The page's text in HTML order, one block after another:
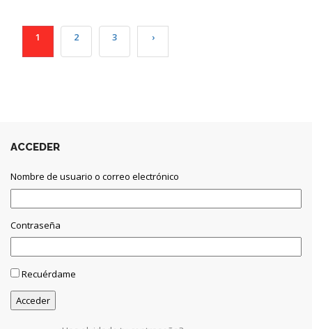
1 2 3 ›
ACCEDER
Nombre de usuario o correo electrónico
Contraseña
Recuérdame